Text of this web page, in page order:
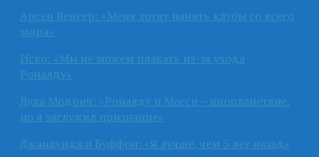
Арсен Венгер: «Меня хотят нанять клубы со всего
мира»
Иско: «Мы не можем плакать из-за ухода
Роналду»
Лука Модрич: «Роналду и Месси – инопланетяне,
но я заслужил признание»
Джанлуиджи Буффон: «Я лучше, чем 5 лет назад»